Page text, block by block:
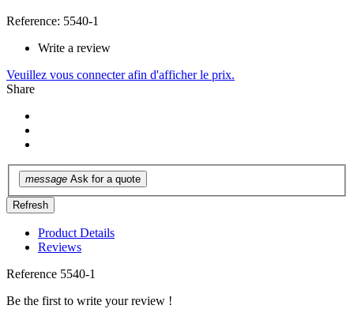
Reference: 5540-1
Write a review
Veuillez vous connecter afin d'afficher le prix.
Share
message Ask for a quote
Product Details
Reviews
Reference 5540-1
Be the first to write your review !